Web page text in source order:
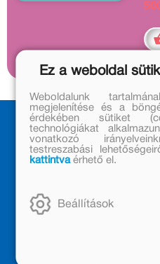
MÓRA KÖNYVKIADÓ –
Kiadónk generációkat
Ez a weboldal
Weboldalunk
megjelenítése és a
érdekében sütiket
technológiákat
vonatkozó
testreszabási
kattintvaérhető el.
Beállítások